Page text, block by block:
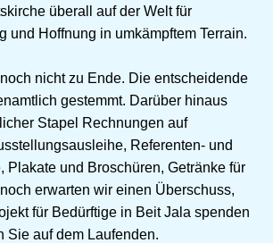
überall auf der Welt für
und Hoffnung in umkämpftem Terrain.
nicht zu Ende. Die entscheidende
gestemmt. Darüber hinaus
Stapel Rechnungen auf
Referenten- und
Plakate und Broschüren, Getränke für
erwarten wir einen Überschuss,
für Bedürftige in Beit Jala spenden
Sie auf dem Laufenden.